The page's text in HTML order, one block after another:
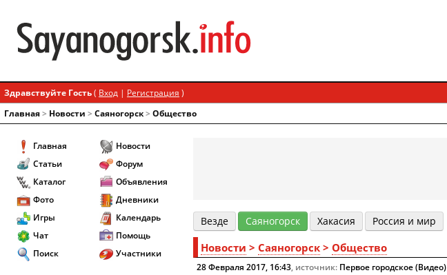
Здравствуйте Гость( Вход | Регистрация )
Главная> Новости > Cаяногорск> Общество
Главная
Статьи
Каталог
Фото
Игры
Чат
Поиск
Новости
Форум
Объявления
Дневники
Календарь
Помощь
Участники
Везде Cаяногорск Хакасия Россия и мир
Новости > Cаяногорск > Общество
28 Февраля 2017, 16:43, источник: Первое городское (Видео)